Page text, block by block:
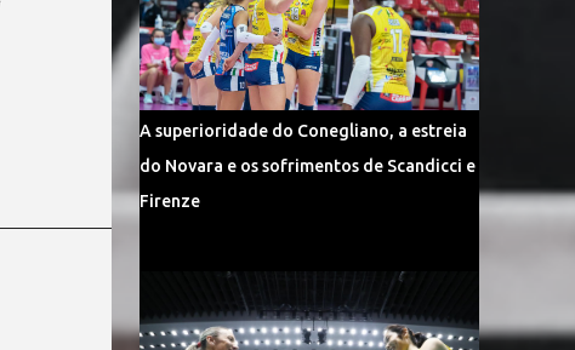
A superioridade do Conegliano, a estreia
do Novara e os sofrimentos de Scandicci e
Firenze